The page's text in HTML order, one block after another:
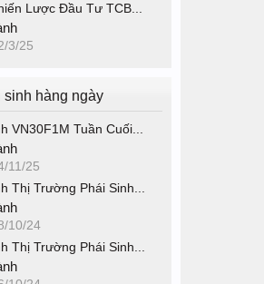
Lược Đầu Tư TCB...
3/25
sinh hàng ngày
VN30F1M Tuần Cuối...
11/25
Thị Trường Phái Sinh...
10/24
Thị Trường Phái Sinh...